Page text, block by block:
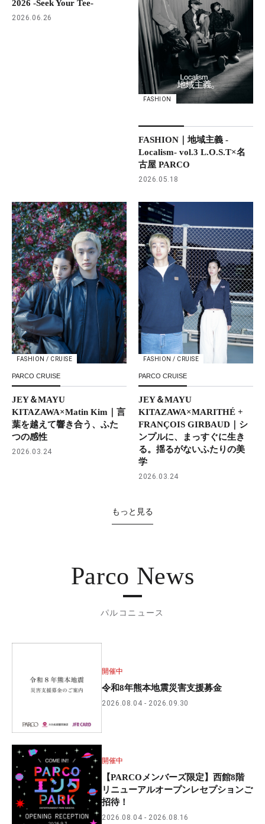
2026 -Seek Your Tee-
2026.06.26
FASHION
FASHION｜地域主義 -
Localism- vol.3 L.O.S.T×名
古屋 PARCO
2026.05.18
FASHION / CRUISE
PARCO CRUISE
JEY＆MAYU
KITAZAWA×Matin Kim｜言
葉を越えて響き合う、ふた
つの感性
2026.03.24
FASHION / CRUISE
PARCO CRUISE
JEY＆MAYU
KITAZAWA×MARITHÉ +
FRANÇOIS GIRBAUD｜シ
ンプルに、まっすぐに生き
る。揺るがないふたりの美
学
2026.03.24
もっと見る
Parco News
パルコニュース
開催中
令和8年熊本地震災害支援募金
2026.08.04 2026.09.30
開催中
【PARCOメンバーズ限定】西館8階
リニューアルオープンレセプションご
招待！
2026.08.04 2026.08.16